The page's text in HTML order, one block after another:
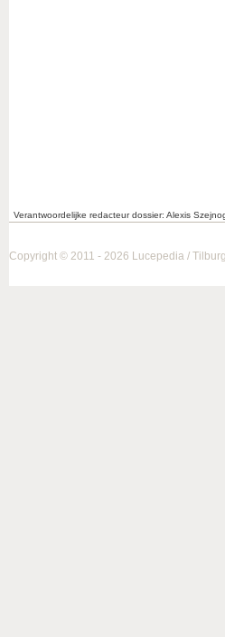
Verantwoordelijke redacteur dossier: Alexis
Copyright © 2011 - 2026 Lucepedia /